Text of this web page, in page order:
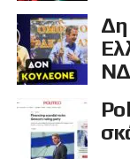
ΝΔ